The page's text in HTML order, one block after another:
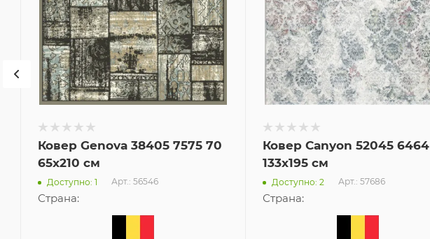
Ковер Genova 38405 7575 70
65x210 см
Доступно: 1 Арт.: 56546
Страна:
Ковер Canyon 52045 6464
133x195 см
Доступно: 2 Арт.: 57686
Страна: